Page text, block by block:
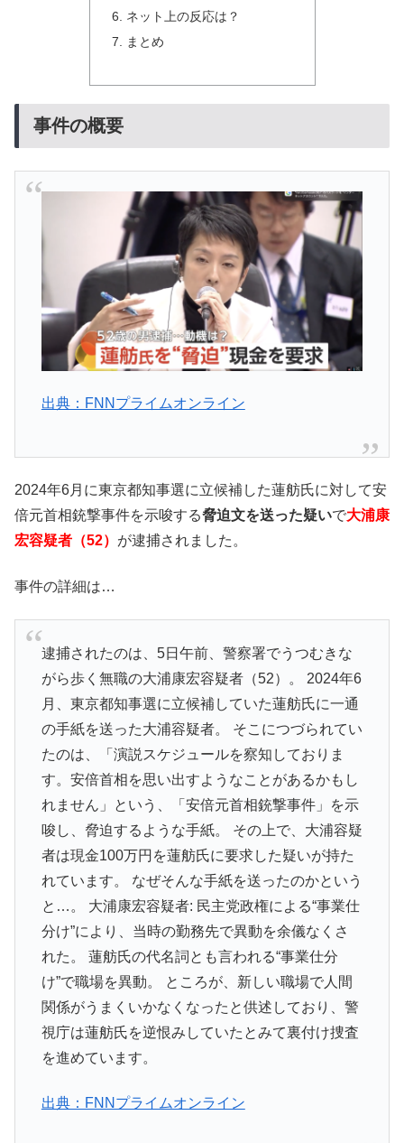
ネット上の反応は？
まとめ
事件の概要
出典：FNNプライムオンライン
2024年6月に東京都知事選に立候補した蓮舫氏に対して安
倍元首相銃撃事件を示唆する脅迫文を送った疑いで大浦康
宏容疑者（52） が逮捕されました。
事件の詳細は…
逮捕されたのは、5日午前、警察署でうつむきな
がら歩く無職の大浦康宏容疑者（52）。 2024年6
月、東京都知事選に立候補していた蓮舫氏に一通
の手紙を送った大浦容疑者。 そこにつづられてい
たのは、「演説スケジュールを察知しておりま
す。安倍首相を思い出すようなことがあるかもし
れません」という、「安倍元首相銃撃事件」を示
唆し、脅迫するような手紙。 その上で、大浦容疑
者は現金100万円を蓮舫氏に要求した疑いが持た
れています。 なぜそんな手紙を送ったのかという
と…。 大浦康宏容疑者: 民主党政権による“事業仕
分け”により、当時の勤務先で異動を余儀なくさ
れた。 蓮舫氏の代名詞とも言われる“事業仕分
け”で職場を異動。 ところが、新しい職場で人間
関係がうまくいかなくなったと供述しており、警
視庁は蓮舫氏を逆恨みしていたとみて裏付け捜査
を進めています。
出典：FNNプライムオンライン